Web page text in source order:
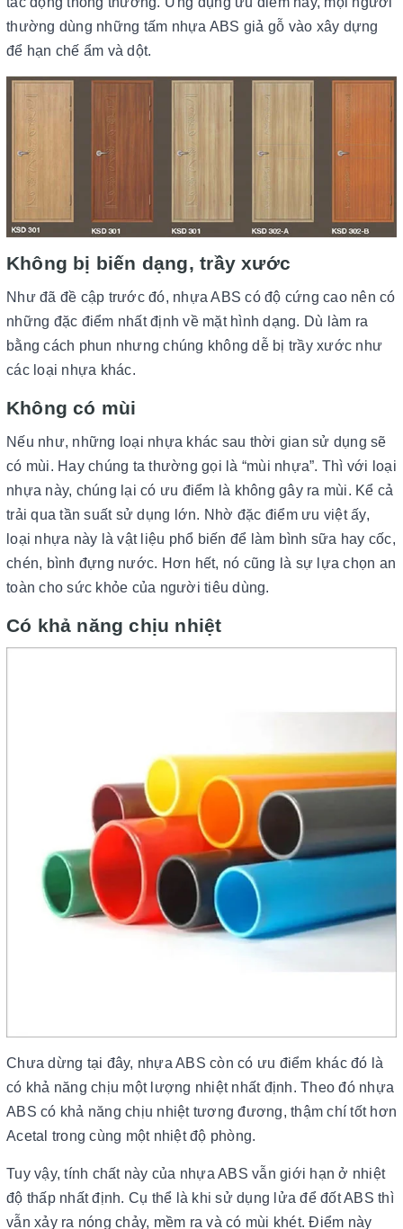
thường dùng những tấm nhựa ABS giả gỗ vào xây dựng
để hạn chế ẩm và dột.
Không bị biến dạng, trầy xước
Như đã đề cập trước đó, nhựa ABS có độ cứng cao nên có
những đặc điểm nhất định về mặt hình dạng. Dù làm ra
bằng cách phun nhưng chúng không dễ bị trầy xước như
các loại nhựa khác.
Không có mùi
Nếu như, những loại nhựa khác sau thời gian sử dụng sẽ
có mùi. Hay chúng ta thường gọi là “mùi nhựa”. Thì với loại
nhựa này, chúng lại có ưu điểm là không gây ra mùi. Kể cả
trải qua tần suất sử dụng lớn. Nhờ đặc điểm ưu việt ấy,
loại nhựa này là vật liệu phổ biến để làm bình sữa hay cốc,
chén, bình đựng nước. Hơn hết, nó cũng là sự lựa chọn an
toàn cho sức khỏe của người tiêu dùng.
Có khả năng chịu nhiệt
Chưa dừng tại đây, nhựa ABS còn có ưu điểm khác đó là
có khả năng chịu một lượng nhiệt nhất định. Theo đó nhựa
ABS có khả năng chịu nhiệt tương đương, thậm chí tốt hơn
Acetal trong cùng một nhiệt độ phòng.
Tuy vậy, tính chất này của nhựa ABS vẫn giới hạn ở nhiệt
độ thấp nhất định. Cụ thể là khi sử dụng lửa để đốt ABS thì
vẫn xảy ra nóng chảy, mềm ra và có mùi khét. Điểm này